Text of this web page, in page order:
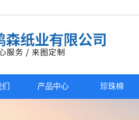
产品中心 珍珠棉